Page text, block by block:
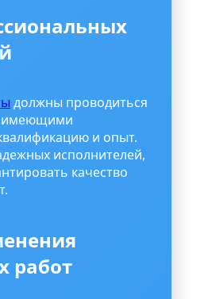
должны проводиться
имеющими
и опыт.
исполнителей,
качество
работ